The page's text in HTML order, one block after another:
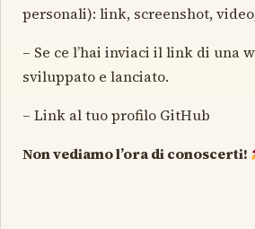
personali): link, screenshot,
– Se ce l’hai inviaci il link di una
sviluppato e lanciato.
– Link al tuo profilo GitHub
Non vediamo l’ora di conoscerti!